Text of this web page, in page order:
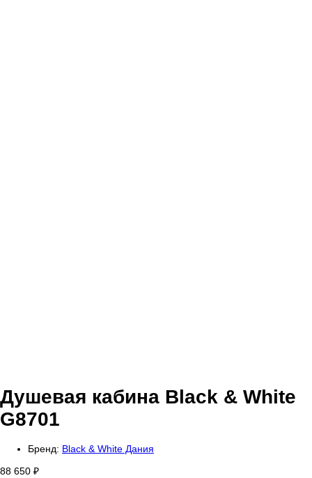
Душевая кабина Black & White
G8701
Бренд: Black & White Дания
88 650 ₽